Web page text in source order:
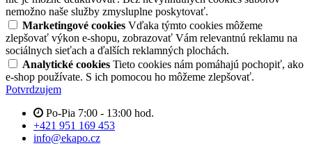
nemožno naše služby zmysluplne poskytovať.
Marketingové cookies Vďaka týmto cookies môžeme
zlepšovať výkon e-shopu, zobrazovať Vám relevantnú reklamu na
sociálnych sieťach a ďalších reklamných plochách.
Analytické cookies Tieto cookies nám pomáhajú pochopiť, ako
e-shop používate. S ich pomocou ho môžeme zlepšovať.
Potvrdzujem
Po-Pia 7:00 - 13:00 hod.
+421 951 169 453
info@ekapo.cz